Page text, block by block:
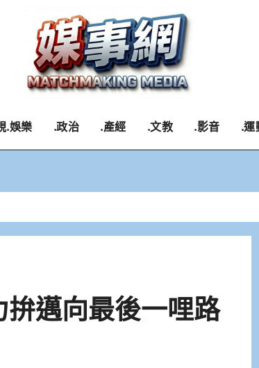
.娛樂 .政治 .產經 .文教 .影音 .運
邁向最後一哩路